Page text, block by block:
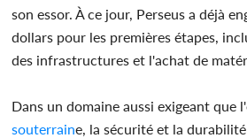
son essor. À ce jour, Perseus a déjà
dollars pour les premières étapes,
des infrastructures et l'achat de
Dans un domaine aussi exigeant que
souterraine, la sécurité et la